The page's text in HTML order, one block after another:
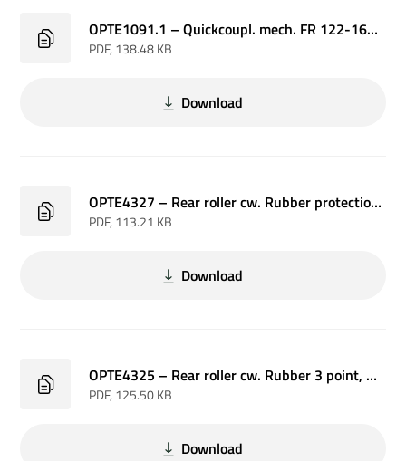
OPTE1091.1 – Quickcoupl. mech. FR 122-162 / SC 6-8 P+S w/rotorflex
PDF, 138.48 KB
Download
OPTE4327 – Rear roller cw. Rubber protection, FR 162
PDF, 113.21 KB
Download
OPTE4325 – Rear roller cw. Rubber 3 point, FR 162
PDF, 125.50 KB
Download